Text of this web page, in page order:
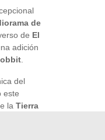
de
de El
adición
.
del
este
la Tierra